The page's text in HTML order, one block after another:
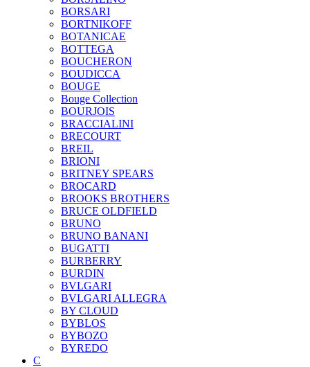
BORSARI
BORTNIKOFF
BOTANICAE
BOTTEGA
BOUCHERON
BOUDICCA
BOUGE
Bouge Collection
BOURJOIS
BRACCIALINI
BRECOURT
BREIL
BRIONI
BRITNEY SPEARS
BROCARD
BROOKS BROTHERS
BRUCE OLDFIELD
BRUNO
BRUNO BANANI
BUGATTI
BURBERRY
BURDIN
BVLGARI
BVLGARI ALLEGRA
BY CLOUD
BYBLOS
BYBOZO
BYREDO
C